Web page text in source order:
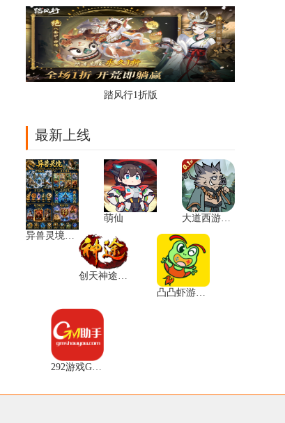
踏风行1折版
最新上线
异兽灵境充值福利
萌仙 大道西游0.1折
创天神途微端
凸凸虾游戏平台
292游戏GM特权平台